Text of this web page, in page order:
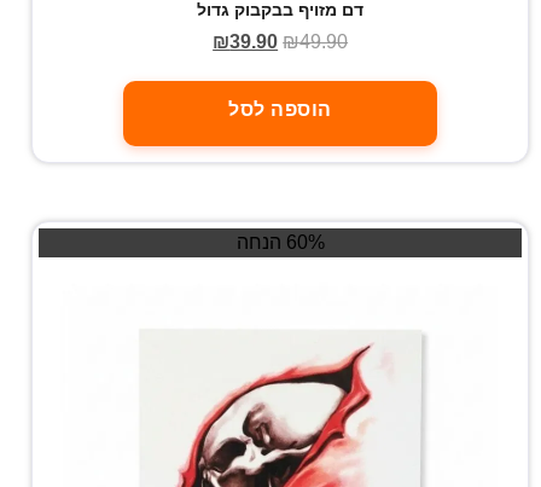
דם מזויף בבקבוק גדול
₪49.90
₪39.90
הוספה לסל
60% הנחה